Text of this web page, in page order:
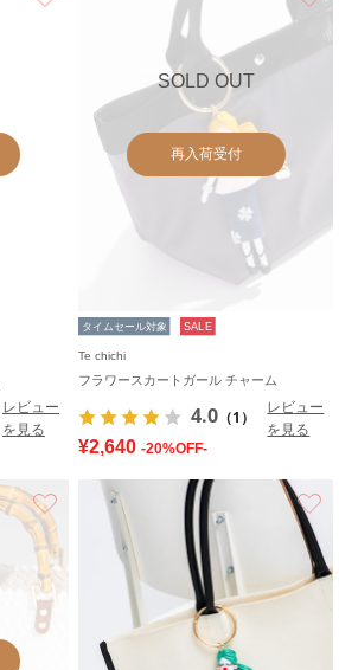
レビュー
を見る
SOLD OUT
再入荷受付
タイムセール対象 SALE
Te chichi
フラワースカートガール チャーム
4.0 （1）
レビュー
を見る
¥2,640 -20%OFF-
お気に入り